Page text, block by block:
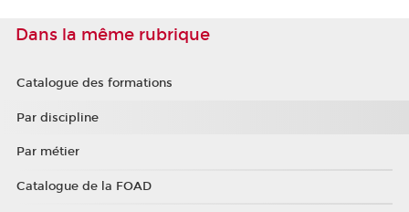
Dans la même rubrique
Catalogue des formations
Par discipline
Par métier
Catalogue de la FOAD